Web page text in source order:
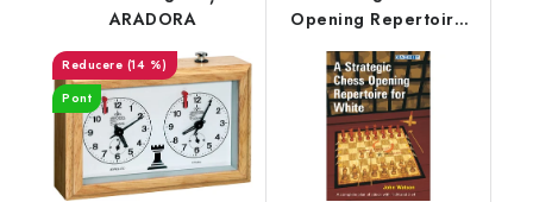
ARADORA
(14 %)
Pont
Opening Repertoire